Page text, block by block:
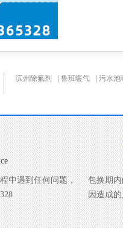
滨州除氟剂 鲁班暖气 污水池
中遇到任何问题，
包换期
因造成